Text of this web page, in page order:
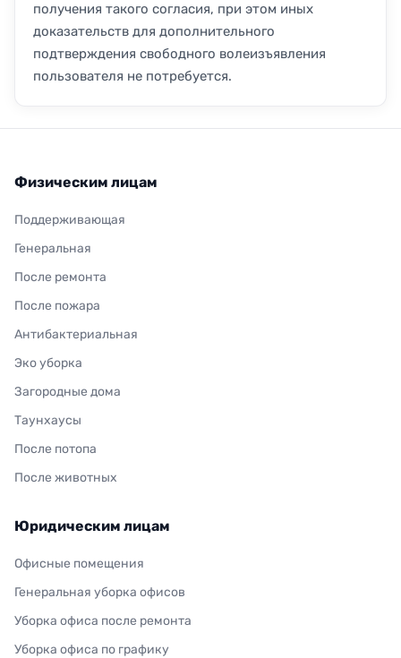
получения такого согласия, при этом иных
доказательств для дополнительного
подтверждения свободного волеизъявления
пользователя не потребуется.
Физическим лицам
Поддерживающая
Генеральная
После ремонта
После пожара
Антибактериальная
Эко уборка
Загородные дома
Таунхаусы
После потопа
После животных
Юридическим лицам
Офисные помещения
Генеральная уборка офисов
Уборка офиса после ремонта
Уборка офиса по графику